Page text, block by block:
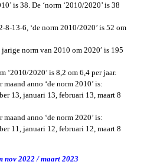
is 38. De ‘norm ‘2010/2020’ is 38
8-13-6, ‘de norm 2010/2020’ is 52 om
jarige norm van 2010 om 2020′ is 195
‘2010/2020’ is 8,2 om 6,4 per jaar.
anno ‘de norm 2010’ is:
13, januari 13, februari 13, maart 8
anno ‘de norm 2020’ is:
11, januari 12, februari 12, maart 8
nov 2022 / maart 2023